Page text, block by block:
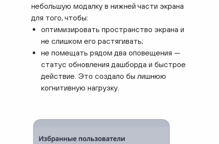
небольшую модалку в нижней части экрана
для того, чтобы:
оптимизировать пространство экрана и
не слишком его растягивать;
не помещать рядом два оповещения —
статус обновления дашборда и быстрое
действие. Это создало бы лишнюю
когнитивную нагрузку.